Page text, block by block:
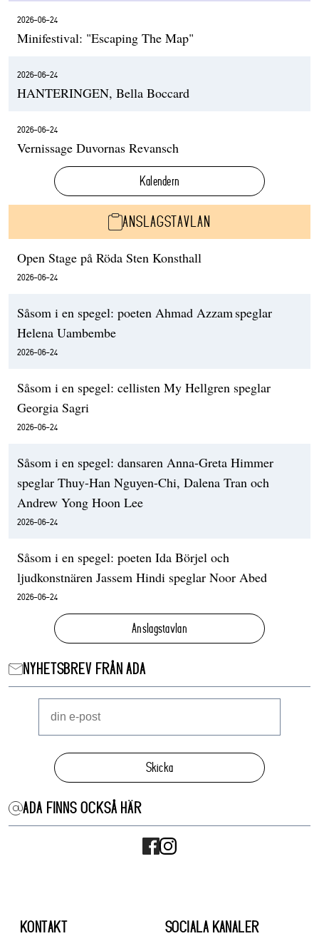
2026-06-24
Minifestival: "Escaping The Map"
2026-06-24
HANTERINGEN, Bella Boccard
2026-06-24
Vernissage Duvornas Revansch
Kalendern
ANSLAGSTAVLAN
Open Stage på Röda Sten Konsthall
2026-06-24
Såsom i en spegel: poeten Ahmad Azzam speglar
Helena Uambembe
2026-06-24
Såsom i en spegel: cellisten My Hellgren speglar
Georgia Sagri
2026-06-24
Såsom i en spegel: dansaren Anna-Greta Himmer
speglar Thuy-Han Nguyen-Chi, Dalena Tran och
Andrew Yong Hoon Lee
2026-06-24
Såsom i en spegel: poeten Ida Börjel och
ljudkonstnären Jassem Hindi speglar Noor Abed
2026-06-24
Anslagstavlan
NYHETSBREV FRÅN ADA
Skicka
ADA FINNS OCKSÅ HÄR
KONTAKT SOCIALA KANALER